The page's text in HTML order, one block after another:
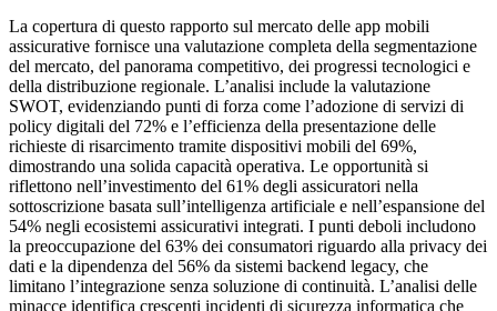
La copertura di questo rapporto sul mercato delle app mobili
assicurative fornisce una valutazione completa della segmentazione
del mercato, del panorama competitivo, dei progressi tecnologici e
della distribuzione regionale. L’analisi include la valutazione
SWOT, evidenziando punti di forza come l’adozione di servizi di
policy digitali del 72% e l’efficienza della presentazione delle
richieste di risarcimento tramite dispositivi mobili del 69%,
dimostrando una solida capacità operativa. Le opportunità si
riflettono nell’investimento del 61% degli assicuratori nella
sottoscrizione basata sull’intelligenza artificiale e nell’espansione del
54% negli ecosistemi assicurativi integrati. I punti deboli includono
la preoccupazione del 63% dei consumatori riguardo alla privacy dei
dati e la dipendenza del 56% da sistemi backend legacy, che
limitano l’integrazione senza soluzione di continuità. L’analisi delle
minacce identifica crescenti incidenti di sicurezza informatica che